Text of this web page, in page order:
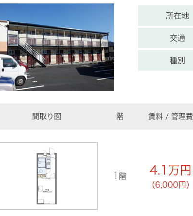
所在地
交通
種別
間取り図 階 賃料 / 管理費
1階 4.1 万円
（6,000円）